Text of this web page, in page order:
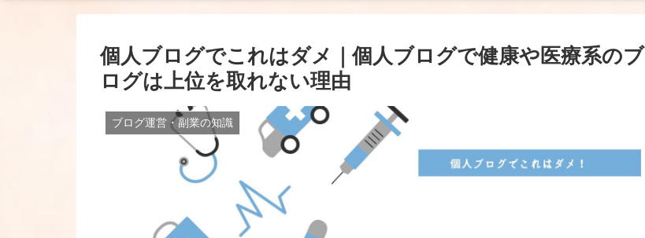
個人ブログでこれはダメ｜個人ブログで健康や医療系のブ
ログは上位を取れない理由
ブログ運営・副業の知識